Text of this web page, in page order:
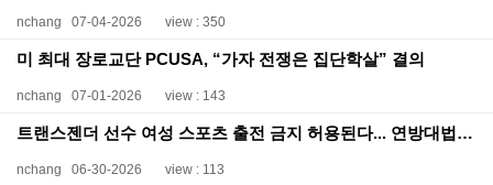
nchang 07-04-2026 view : 350
미 최대 장로교단 PCUSA, “가자 전쟁은 집단학살” 결의
nchang 07-01-2026 view : 143
트랜스젠더 선수 여성 스포츠 출전 금지 허용된다... 연방대법원 판결
nchang 06-30-2026 view : 113